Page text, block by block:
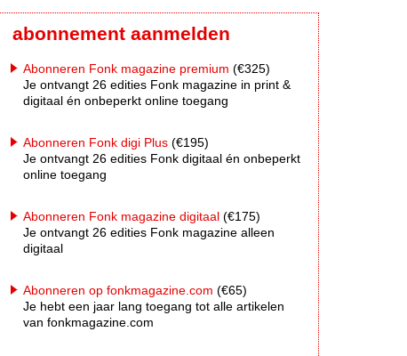
abonnement aanmelden
Abonneren Fonk magazine premium (€325)
Je ontvangt 26 edities Fonk magazine in print &
digitaal én onbeperkt online toegang
Abonneren Fonk digi Plus (€195)
Je ontvangt 26 edities Fonk digitaal én onbeperkt
online toegang
Abonneren Fonk magazine digitaal (€175)
Je ontvangt 26 edities Fonk magazine alleen
digitaal
Abonneren op fonkmagazine.com (€65)
Je hebt een jaar lang toegang tot alle artikelen
van fonkmagazine.com